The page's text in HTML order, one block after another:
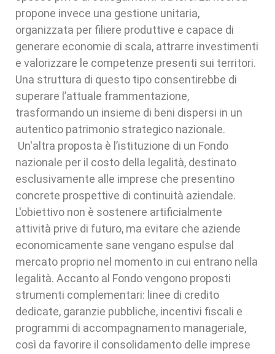
propone invece una gestione unitaria,
organizzata per filiere produttive e capace di
generare economie di scala, attrarre investimenti
e valorizzare le competenze presenti sui territori.
Una struttura di questo tipo consentirebbe di
superare l’attuale frammentazione,
trasformando un insieme di beni dispersi in un
autentico patrimonio strategico nazionale.
Un'altra proposta è l’istituzione di un Fondo
nazionale per il costo della legalità, destinato
esclusivamente alle imprese che presentino
concrete prospettive di continuità aziendale.
L'obiettivo non è sostenere artificialmente
attività prive di futuro, ma evitare che aziende
economicamente sane vengano espulse dal
mercato proprio nel momento in cui entrano nella
legalità. Accanto al Fondo vengono proposti
strumenti complementari: linee di credito
dedicate, garanzie pubbliche, incentivi fiscali e
programmi di accompagnamento manageriale,
così da favorire il consolidamento delle imprese